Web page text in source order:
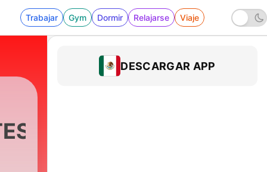
Trabajar Gym Dormir Relajarse Viaje
DESCARGAR APP